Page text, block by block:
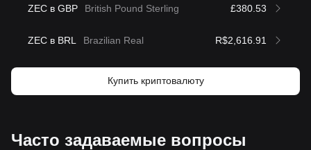
ZEC в GBP British Pound Sterling £380.53
ZEC в BRL Brazilian Real R$2,616.91
Купить криптовалюту
Часто задаваемые вопросы